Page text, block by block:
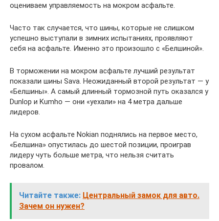
оцениваем управляемость на мокром асфальте.
Часто так случается, что шины, которые не слишком
успешно выступали в зимних испытаниях, проявляют
себя на асфальте. Именно это произошло с «Белшиной».
В торможении на мокром асфальте лучший результат
показали шины Sava. Неожиданный второй результат — у
«Белшины». А самый длинный тормозной путь оказался у
Dunlop и Kumho — они «уехали» на 4 метра дальше
лидеров.
На сухом асфальте Nokian поднялись на первое место,
«Белшина» опустилась до шестой позиции, проиграв
лидеру чуть больше метра, что нельзя считать
провалом.
Читайте также: Центральный замок для авто.
Зачем он нужен?